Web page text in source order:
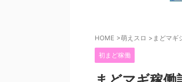
HOME >萌えスロ >まどマギ
初まど稼働